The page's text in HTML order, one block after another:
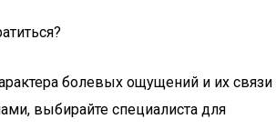
болевых ощущений и их связи
выбирайте специалиста для